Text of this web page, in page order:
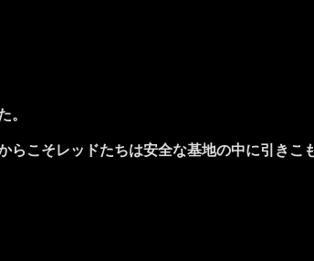
。
らこそレッドたちは安全な基地の中に引き